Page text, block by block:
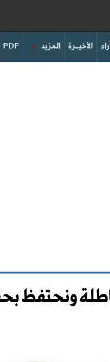
PDF المزيد الأخيــرة
ونحتفظ